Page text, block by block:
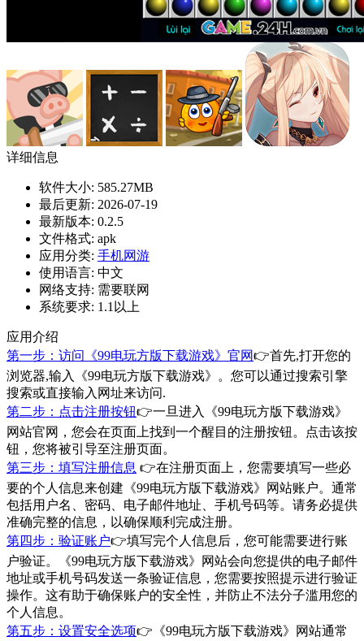
详细信息
软件大小: 585.27MB
最后更新: 2026-07-19
最新版本: 0.2.5
文件格式: apk
应用分类: 手机网游
使用语言: 中文
网络支持: 需要联网
系统要求: 1.1以上
应用介绍
第一步：访问《99电玩方版下载游戏》官网👉首先,打开您的
浏览器,输入《99电玩方版下载游戏》。您可以通过搜索引擎
搜索或直接输入网址来访问.
第二步：点击注册按钮👉一旦进入《99电玩方版下载游戏》
网站官网，您会在页面上找到一个醒目的注册按钮。点击该按
钮，您将被引导至注册页面。
第三步：填写注册信息 👉在注册页面上，您需要填写一些必
要的个人信息来创建《99电玩方版下载游戏》网站账户。通常
包括用户名、密码、电子邮件地址、手机号码等。请务必提供
准确完整的信息，以确保顺利完成注册。
第四步：验证账户👉填写完个人信息后，您可能需要进行账
户验证。《99电玩方版下载游戏》网站会向您提供的电子邮件
地址或手机号码发送一条验证信息，您需要按照提示进行验证
操作。这有助于确保账户的安全性，并防止不法分子滥用您的
个人信息。
第五步：设置安全选项👉《99电玩方版下载游戏》网站通常